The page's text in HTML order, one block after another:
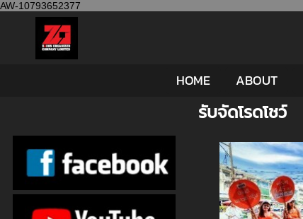
AW-10793652377
HOME ABOUT
รับจัดโรดโชว์